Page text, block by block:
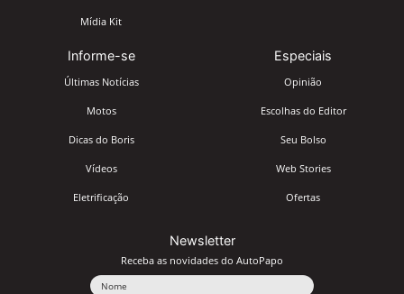
Mídia Kit
Informe-se
Últimas Notícias
Motos
Dicas do Boris
Vídeos
Eletrificação
Especiais
Opinião
Escolhas do Editor
Seu Bolso
Web Stories
Ofertas
Newsletter
Receba as novidades do AutoPapo